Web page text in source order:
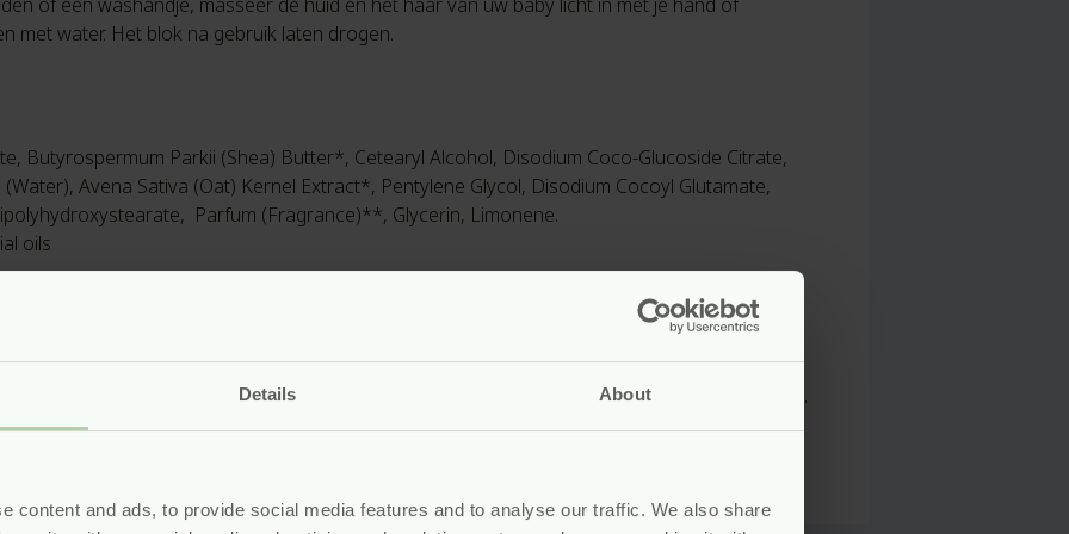
Details About
content and ads, to provide social media features and to analyse our traffic. We also share
met water. Het blok na gebruik laten drogen.
Butyrospermum Parkii (Shea) Butter*, Cetearyl Alcohol, Disodium Coco-Glucoside Citrate,
Avena Sativa (Oat) Kernel Extract*, Pentylene Glycol, Disodium Cocoyl Glutamate,
Parfum (Fragrance)**, Glycerin, Limonene.
oils
Esther, moeder van 2 kinderen. Ze besloot verzorgingsproducten voor baby’s en kinderen te
zijn, mét respect voor de natuur. En inmiddels is er een hele verzorgingslijn op de markt.
hebben als voorwaarde dat alles van 100% natuurlijke oorsprong moet zijn. En daarbij
biologisch geteelde producten. Verder zijn de producten vrij van parabenen, paraffine, SLS,
puur blijven!